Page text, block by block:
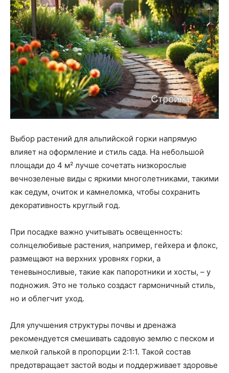
Выбор растений для альпийской горки напрямую
влияет на оформление и стиль сада. На небольшой
площади до 4 м² лучше сочетать низкорослые
вечнозеленые виды с яркими многолетниками, такими
как седум, очиток и камнеломка, чтобы сохранить
декоративность круглый год.
При посадке важно учитывать освещенность:
солнцелюбивые растения, например, гейхера и флокс,
размещают на верхних уровнях горки, а
теневыносливые, такие как папоротники и хосты, – у
подножия. Это не только создаст гармоничный стиль,
но и облегчит уход.
Для улучшения структуры почвы и дренажа
рекомендуется смешивать садовую землю с песком и
мелкой галькой в пропорции 2:1:1. Такой состав
предотвращает застой воды и поддерживает здоровье